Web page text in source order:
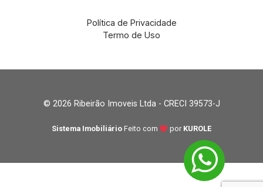
Política de Privacidade
Termo de Uso
© 2026 Ribeirão Imoveis Ltda - CRECI 39573-J
Sistema Imobiliário Feito com por KUROLE